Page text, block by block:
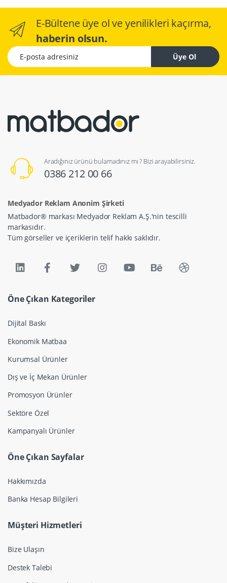
E-Bültene üye ol ve yenilikleri kaçırma,
haberin olsun.
E-posta adresiniz
Üye Ol
Aradığınız ürünü bulamadınız mı ? Bizi arayabilirsiniz.
0386 212 00 66
Medyador Reklam Anonim Şirketi
Matbador® markası Medyador Reklam A.Ş.'nin tescilli
markasıdır.
Tüm görseller ve içeriklerin telif hakkı saklıdır.
Öne Çıkan Kategoriler
Dijital Baskı
Ekonomik Matbaa
Kurumsal Ürünler
Dış ve İç Mekan Ürünler
Promosyon Ürünler
Sektöre Özel
Kampanyalı Ürünler
Öne Çıkan Sayfalar
Hakkımızda
Banka Hesap Bilgileri
Müşteri Hizmetleri
Bize Ulaşın
Destek Talebi